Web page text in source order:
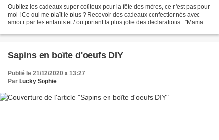
Oubliez les cadeaux super coûteux pour la fête des mères, ce n'est pas pour
moi ! Ce qui me plaît le plus ? Recevoir des cadeaux confectionnés avec
amour par les enfants et / ou portant la plus jolie des déclarations : "Maman,
Sapins en boîte d'oeufs DIY
Publié le 21/12/2020 à 13:27
Par Lucky Sophie